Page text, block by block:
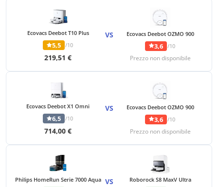
Ecovacs Deebot T10 Plus
5,5 /10
219,51 €
VS Ecovacs Deebot OZMO 900
3,6 /10
Prezzo non disponibile
Ecovacs Deebot X1 Omni
6,5 /10
714,00 €
VS Ecovacs Deebot OZMO 900
3,6 /10
Prezzo non disponibile
Philips HomeRun Serie 7000 Aqua VS Roborock S8 MaxV Ultra